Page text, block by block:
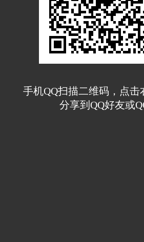
手机QQ扫描二维码，点击
分享到QQ好友或